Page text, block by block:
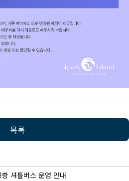
목록
셔틀버스 운영 안내